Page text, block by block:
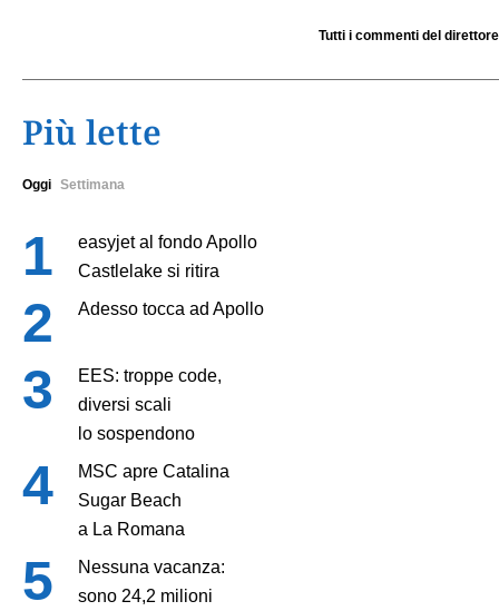
Tutti i commenti del direttore
Più lette
Oggi Settimana
easyjet al fondo Apollo
Castlelake si ritira
Adesso tocca ad Apollo
EES: troppe code,
diversi scali
lo sospendono
MSC apre Catalina
Sugar Beach
a La Romana
Nessuna vacanza:
sono 24,2 milioni